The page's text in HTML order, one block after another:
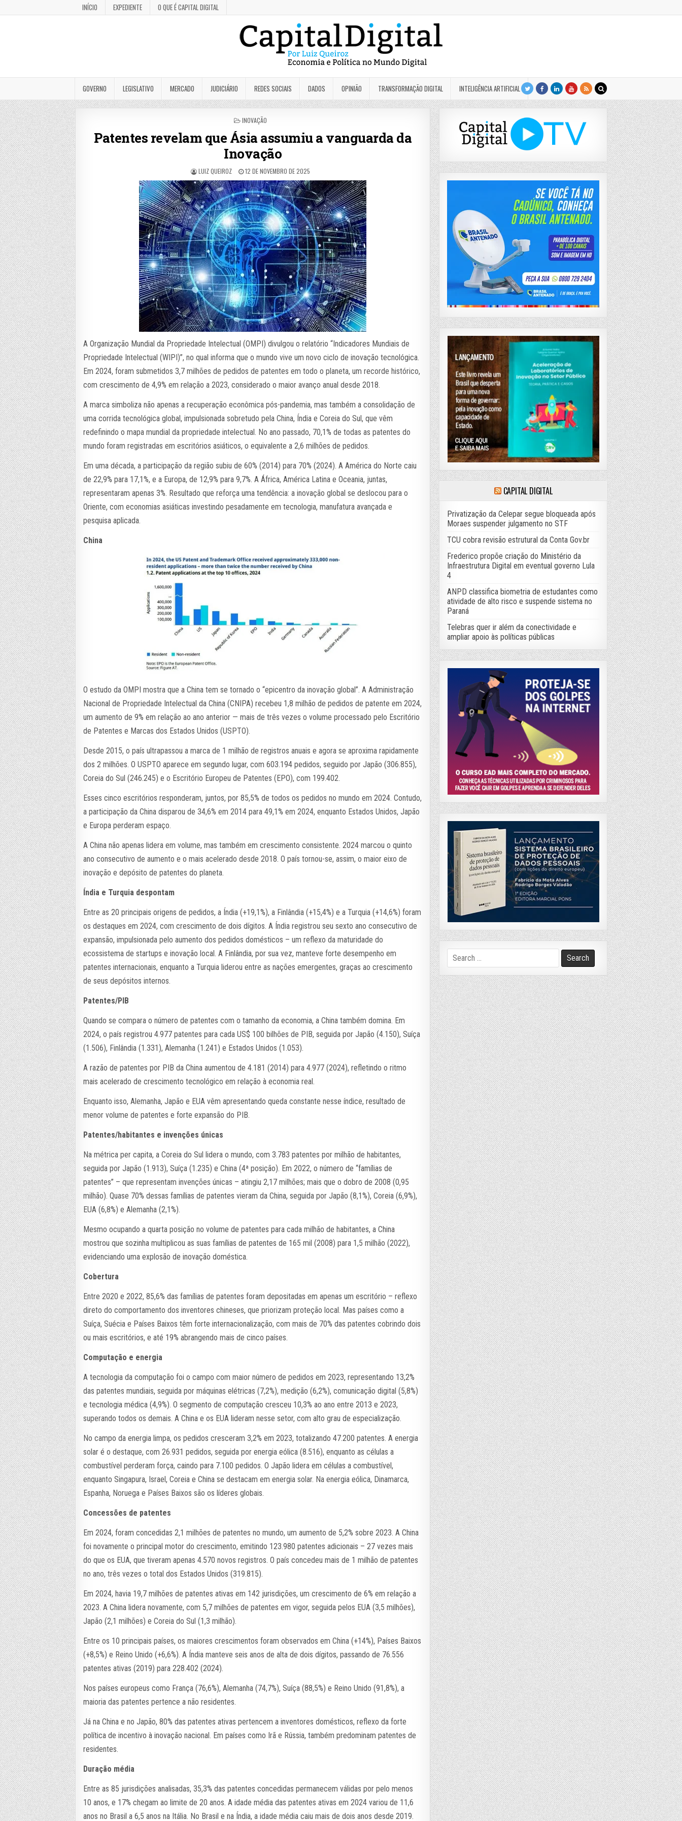
INÍCIO EXPEDIENTE O QUE É CAPITAL DIGITAL
GOVERNO LEGISLATIVO MERCADO JUDICIÁRIO REDES SOCIAIS DADOS OPINIÃO TRANSFORMAÇÃO DIGITAL INTELIGÊNCIA ARTIFICIAL
POSTED
INOVAÇÃO
Patentes revelam que Ásia assumiu a vanguarda da
Inovação
LUIZ QUEIROZ 12 DE NOVEMBRO DE 2025
A Organização Mundial da Propriedade Intelectual (OMPI) divulgou o relatório “Indicadores Mundiais de
Propriedade Intelectual (WIPI)”, no qual informa que o mundo vive um novo ciclo de inovação tecnológica.
Em 2024, foram submetidos 3,7 milhões de pedidos de patentes em todo o planeta, um recorde histórico,
com crescimento de 4,9% em relação a 2023, considerado o maior avanço anual desde 2018.
A marca simboliza não apenas a recuperação econômica pós-pandemia, mas também a consolidação de
uma corrida tecnológica global, impulsionada sobretudo pela China, Índia e Coreia do Sul, que vêm
redefinindo o mapa mundial da propriedade intelectual. No ano passado, 70,1% de todas as patentes do
mundo foram registradas em escritórios asiáticos, o equivalente a 2,6 milhões de pedidos.
Em uma década, a participação da região subiu de 60% (2014) para 70% (2024). A América do Norte caiu
de 22,9% para 17,1%, e a Europa, de 12,9% para 9,7%. A África, América Latina e Oceania, juntas,
representaram apenas 3%. Resultado que reforça uma tendência: a inovação global se deslocou para o
Oriente, com economias asiáticas investindo pesadamente em tecnologia, manufatura avançada e
pesquisa aplicada.
China
O estudo da OMPI mostra que a China tem se tornado o “epicentro da inovação global”. A Administração
Nacional de Propriedade Intelectual da China (CNIPA) recebeu 1,8 milhão de pedidos de patente em 2024,
um aumento de 9% em relação ao ano anterior — mais de três vezes o volume processado pelo Escritório
de Patentes e Marcas dos Estados Unidos (USPTO).
Desde 2015, o país ultrapassou a marca de 1 milhão de registros anuais e agora se aproxima rapidamente
dos 2 milhões. O USPTO aparece em segundo lugar, com 603.194 pedidos, seguido por Japão (306.855),
Coreia do Sul (246.245) e o Escritório Europeu de Patentes (EPO), com 199.402.
Esses cinco escritórios responderam, juntos, por 85,5% de todos os pedidos no mundo em 2024. Contudo,
a participação da China disparou de 34,6% em 2014 para 49,1% em 2024, enquanto Estados Unidos, Japão
e Europa perderam espaço.
A China não apenas lidera em volume, mas também em crescimento consistente. 2024 marcou o quinto
ano consecutivo de aumento e o mais acelerado desde 2018. O país tornou-se, assim, o maior eixo de
inovação e depósito de patentes do planeta.
Índia e Turquia despontam
Entre as 20 principais origens de pedidos, a Índia (+19,1%), a Finlândia (+15,4%) e a Turquia (+14,6%) foram
os destaques em 2024, com crescimento de dois dígitos. A Índia registrou seu sexto ano consecutivo de
expansão, impulsionada pelo aumento dos pedidos domésticos – um reflexo da maturidade do
ecossistema de startups e inovação local. A Finlândia, por sua vez, manteve forte desempenho em
patentes internacionais, enquanto a Turquia liderou entre as nações emergentes, graças ao crescimento
de seus depósitos internos.
Patentes/PIB
Quando se compara o número de patentes com o tamanho da economia, a China também domina. Em
2024, o país registrou 4.977 patentes para cada US$ 100 bilhões de PIB, seguida por Japão (4.150), Suíça
(1.506), Finlândia (1.331), Alemanha (1.241) e Estados Unidos (1.053).
A razão de patentes por PIB da China aumentou de 4.181 (2014) para 4.977 (2024), refletindo o ritmo
mais acelerado de crescimento tecnológico em relação à economia real.
Enquanto isso, Alemanha, Japão e EUA vêm apresentando queda constante nesse índice, resultado de
menor volume de patentes e forte expansão do PIB.
Patentes/habitantes e invenções únicas
Na métrica per capita, a Coreia do Sul lidera o mundo, com 3.783 patentes por milhão de habitantes,
seguida por Japão (1.913), Suíça (1.235) e China (4ª posição). Em 2022, o número de “famílias de
patentes” – que representam invenções únicas – atingiu 2,17 milhões; mais que o dobro de 2008 (0,95
milhão). Quase 70% dessas famílias de patentes vieram da China, seguida por Japão (8,1%), Coreia (6,9%),
EUA (6,8%) e Alemanha (2,1%).
Mesmo ocupando a quarta posição no volume de patentes para cada milhão de habitantes, a China
mostrou que sozinha multiplicou as suas famílias de patentes de 165 mil (2008) para 1,5 milhão (2022),
evidenciando uma explosão de inovação doméstica.
Cobertura
Entre 2020 e 2022, 85,6% das famílias de patentes foram depositadas em apenas um escritório – reflexo
direto do comportamento dos inventores chineses, que priorizam proteção local. Mas países como a
Suíça, Suécia e Países Baixos têm forte internacionalização, com mais de 70% das patentes cobrindo dois
ou mais escritórios, e até 19% abrangendo mais de cinco países.
Computação e energia
A tecnologia da computação foi o campo com maior número de pedidos em 2023, representando 13,2%
das patentes mundiais, seguida por máquinas elétricas (7,2%), medição (6,2%), comunicação digital (5,8%)
e tecnologia médica (4,9%). O segmento de computação cresceu 10,3% ao ano entre 2013 e 2023,
superando todos os demais. A China e os EUA lideram nesse setor, com alto grau de especialização.
No campo da energia limpa, os pedidos cresceram 3,2% em 2023, totalizando 47.200 patentes. A energia
solar é o destaque, com 26.931 pedidos, seguida por energia eólica (8.516), enquanto as células a
combustível perderam força, caindo para 7.100 pedidos. O Japão lidera em células a combustível,
enquanto Singapura, Israel, Coreia e China se destacam em energia solar. Na energia eólica, Dinamarca,
Espanha, Noruega e Países Baixos são os líderes globais.
Concessões de patentes
Em 2024, foram concedidas 2,1 milhões de patentes no mundo, um aumento de 5,2% sobre 2023. A China
foi novamente o principal motor do crescimento, emitindo 123.980 patentes adicionais – 27 vezes mais
do que os EUA, que tiveram apenas 4.570 novos registros. O país concedeu mais de 1 milhão de patentes
no ano, três vezes o total dos Estados Unidos (319.815).
Em 2024, havia 19,7 milhões de patentes ativas em 142 jurisdições, um crescimento de 6% em relação a
2023. A China lidera novamente, com 5,7 milhões de patentes em vigor, seguida pelos EUA (3,5 milhões),
Japão (2,1 milhões) e Coreia do Sul (1,3 milhão).
Entre os 10 principais países, os maiores crescimentos foram observados em China (+14%), Países Baixos
(+8,5%) e Reino Unido (+6,6%). A Índia manteve seis anos de alta de dois dígitos, passando de 76.556
patentes ativas (2019) para 228.402 (2024).
Nos países europeus como França (76,6%), Alemanha (74,7%), Suíça (88,5%) e Reino Unido (91,8%), a
maioria das patentes pertence a não residentes.
Já na China e no Japão, 80% das patentes ativas pertencem a inventores domésticos, reflexo da forte
política de incentivo à inovação nacional. Em países como Irã e Rússia, também predominam patentes de
residentes.
Duração média
Entre as 85 jurisdições analisadas, 35,3% das patentes concedidas permanecem válidas por pelo menos
10 anos, e 17% chegam ao limite de 20 anos. A idade média das patentes ativas em 2024 variou de 11,6
anos no Brasil a 6,5 anos na Itália. No Brasil e na Índia, a idade média caiu mais de dois anos desde 2019.
CAPITAL DIGITAL
Privatização da Celepar segue bloqueada após
Moraes suspender julgamento no STF
TCU cobra revisão estrutural da Conta Gov.br
Frederico propõe criação do Ministério da
Infraestrutura Digital em eventual governo Lula
4
ANPD classifica biometria de estudantes como
atividade de alto risco e suspende sistema no
Paraná
Telebras quer ir além da conectividade e
ampliar apoio às políticas públicas
Search
for: